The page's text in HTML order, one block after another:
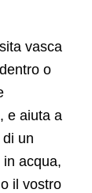
vasca
o
e aiuta a
un
acqua,
il vostro